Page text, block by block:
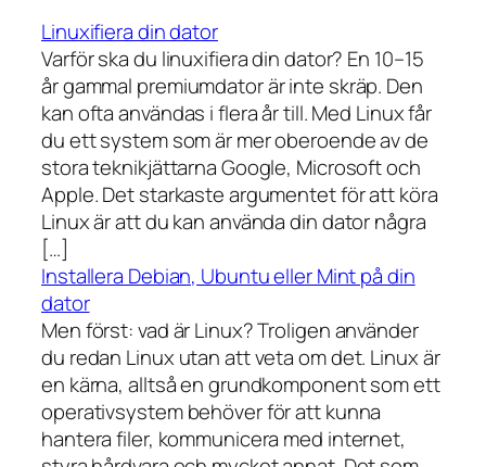
Linuxifiera din dator
Varför ska du linuxifiera din dator? En 10–15
år gammal premiumdator är inte skräp. Den
kan ofta användas i flera år till. Med Linux får
du ett system som är mer oberoende av de
stora teknikjättarna Google, Microsoft och
Apple. Det starkaste argumentet för att köra
Linux är att du kan använda din dator några
[…]
Installera Debian, Ubuntu eller Mint på din
dator
Men först: vad är Linux? Troligen använder
du redan Linux utan att veta om det. Linux är
en kärna, alltså en grundkomponent som ett
operativsystem behöver för att kunna
hantera filer, kommunicera med internet,